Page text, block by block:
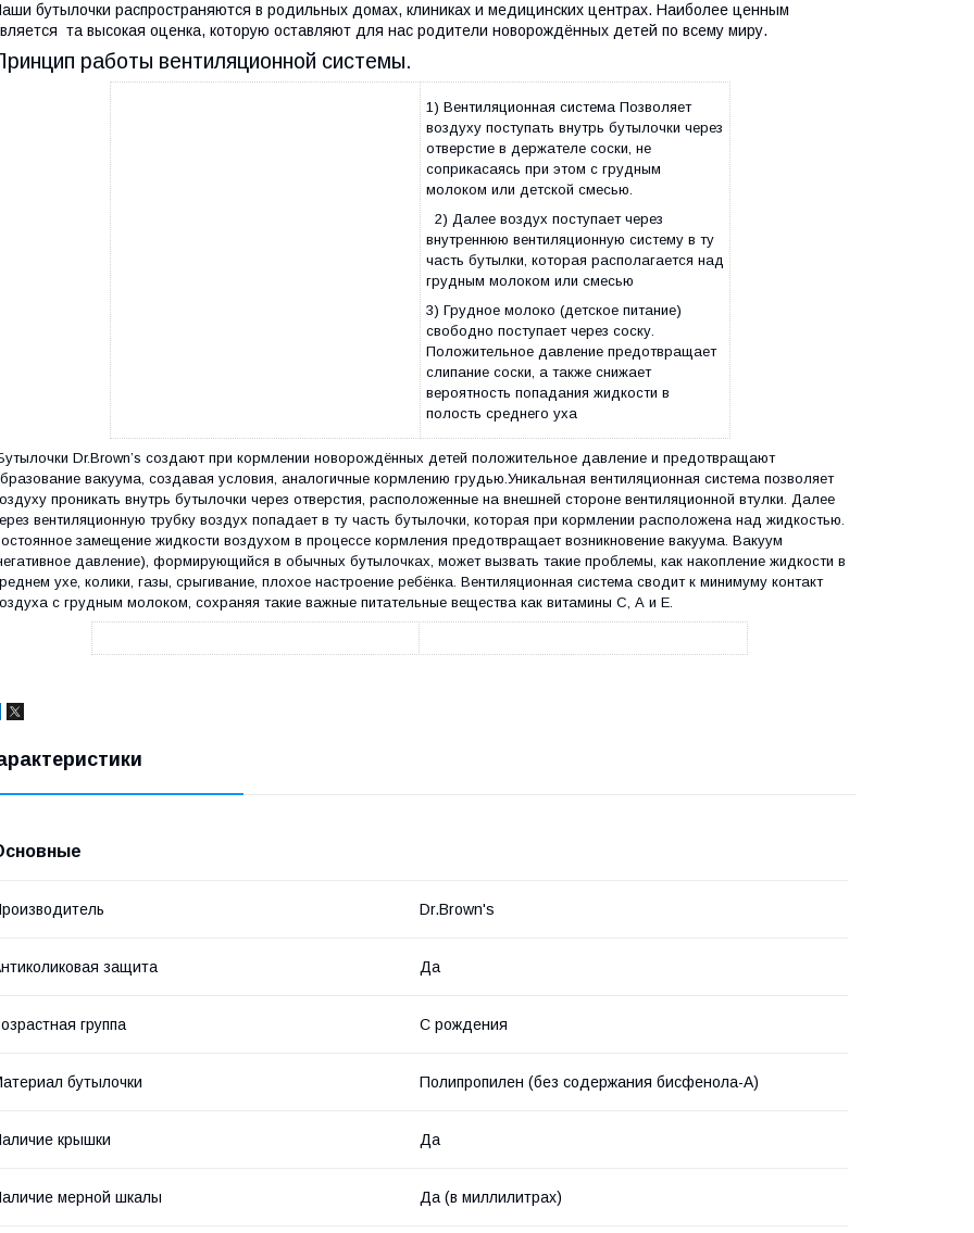
бутылочки распространяются в родильных домах, клиниках и медицинских центрах. Наиболее ценным
та высокая оценка, которую оставляют для нас родители новорождённых детей по всему миру.
работы вентиляционной системы.
1) Вентиляционная система Позволяет
воздуху поступать внутрь бутылочки через
отверстие в держателе соски, не
соприкасаясь при этом с грудным
молоком или детской смесью.
2) Далее воздух поступает через
внутреннюю вентиляционную систему в ту
часть бутылки, которая располагается над
грудным молоком или смесью
3) Грудное молоко (детское питание)
свободно поступает через соску.
Положительное давление предотвращает
слипание соски, а также снижает
вероятность попадания жидкости в
полость среднего уха
Dr.Brown’s создают при кормлении новорождённых детей положительное давление и предотвращают
вакуума, создавая условия, аналогичные кормлению грудью.Уникальная вентиляционная система позволяет
проникать внутрь бутылочки через отверстия, расположенные на внешней стороне вентиляционной втулки. Далее
вентиляционную трубку воздух попадает в ту часть бутылочки, которая при кормлении расположена над жидкостью.
замещение жидкости воздухом в процессе кормления предотвращает возникновение вакуума. Вакуум
давление), формирующийся в обычных бутылочках, может вызвать такие проблемы, как накопление жидкости в
ухе, колики, газы, срыгивание, плохое настроение ребёнка. Вентиляционная система сводит к минимуму контакт
с грудным молоком, сохраняя такие важные питательные вещества как витамины С, А и Е.
Dr.Brown's
защита Да
группа С рождения
бутылочки Полипропилен (без содержания бисфенола-А)
крышки Да
мерной шкалы Да (в миллилитрах)